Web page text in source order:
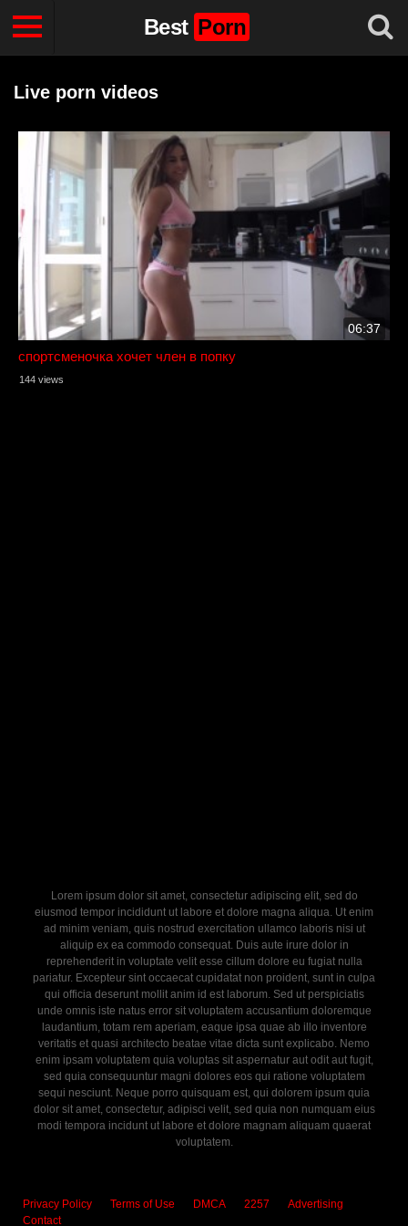
Best Porn
Live porn videos
06:37
спортсменочка хочет член в попку
144 views
Lorem ipsum dolor sit amet, consectetur adipiscing elit, sed do
eiusmod tempor incididunt ut labore et dolore magna aliqua. Ut enim
ad minim veniam, quis nostrud exercitation ullamco laboris nisi ut
aliquip ex ea commodo consequat. Duis aute irure dolor in
reprehenderit in voluptate velit esse cillum dolore eu fugiat nulla
pariatur. Excepteur sint occaecat cupidatat non proident, sunt in culpa
qui officia deserunt mollit anim id est laborum. Sed ut perspiciatis
unde omnis iste natus error sit voluptatem accusantium doloremque
laudantium, totam rem aperiam, eaque ipsa quae ab illo inventore
veritatis et quasi architecto beatae vitae dicta sunt explicabo. Nemo
enim ipsam voluptatem quia voluptas sit aspernatur aut odit aut fugit,
sed quia consequuntur magni dolores eos qui ratione voluptatem
sequi nesciunt. Neque porro quisquam est, qui dolorem ipsum quia
dolor sit amet, consectetur, adipisci velit, sed quia non numquam eius
modi tempora incidunt ut labore et dolore magnam aliquam quaerat
voluptatem.
Privacy Policy Terms of Use DMCA 2257
Advertising
Contact